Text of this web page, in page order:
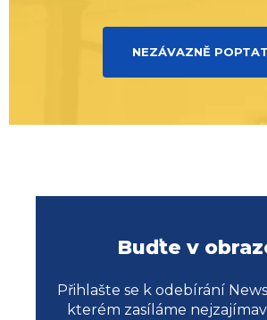
NEZÁVAZNĚ POPTAT
Buďte v
Přihlašte se k odebírání
kterém zasíláme